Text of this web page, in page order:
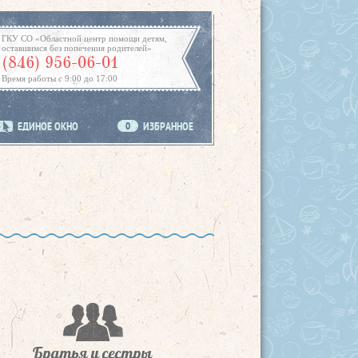
ГКУ СО «Областной центр помощи детям,
оставшимся без попечения родителей»
(846) 956-06-01
Время работы с 9:00 до 17:00
0 ИЗБРАННОЕ
ЕДИНОЕ ОКНО
Братья и сестры